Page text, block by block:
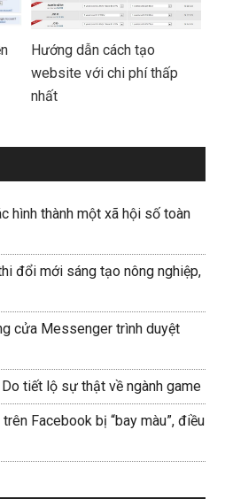
Hướng dẫn cách tạo
website với chi phí thấp
nhất
hình thành một xã hội số toàn
đổi mới sáng tạo nông nghiệp,
cửa Messenger trình duyệt
tiết lộ sự thật về ngành game
Facebook bị “bay màu”, điều